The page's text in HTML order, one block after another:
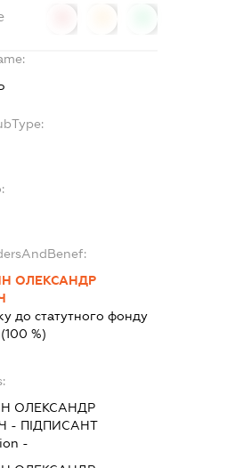
ОЛЕКСАНДР
до статутного фонду
(100 %)
ОЛЕКСАНДР
- ПІДПИСАНТ
-